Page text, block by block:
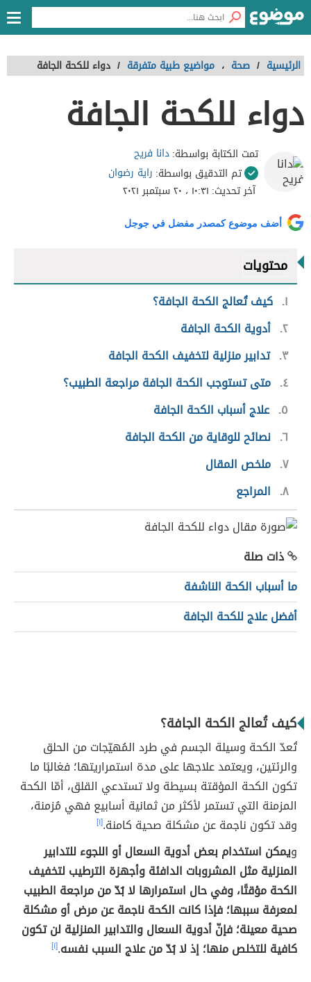
الرئيسية / صحة ، مواضيع طبية متفرقة / دواء للكحة الجافة
دواء للكحة الجافة
تمت الكتابة بواسطة:دانا فريح
تم التدقيق بواسطة: راية رضوان
آخر تحديث: ١٠:٣١ ، ٢٠ سبتمبر ٢٠٢١
أضف موضوع كمصدر مفضل في جوجل
محتويات
١ كيف تُعالج الكحة الجافة؟
٢ أدوية الكحة الجافة
٣ تدابير منزلية لتخفيف الكحة الجافة
٤ متى تستوجب الكحة الجافة مراجعة الطبيب؟
٥ علاج أسباب الكحة الجافة
٦ نصائح للوقاية من الكحة الجافة
٧ ملخص المقال
٨ المراجع
ذات صلة
ما أسباب الكحة الناشفة
أفضل علاج للكحة الجافة
كيف تُعالج الكحة الجافة؟
تُعدّ الكحة وسيلة الجسم في طرد المُهيّجات من الحلق
والرئتين، ويعتمد علاجها على مدة استمراريتها؛ فغالبًا ما
تكون الكحة المؤقتة بسيطة ولا تستدعي القلق، أمّا الكحة
المزمنة التي تستمر لأكثر من ثمانية أسابيع فهي مُزمنة،
وقد تكون ناجمة عن مشكلة صحية كامنة.[١]
ويمكن استخدام بعض أدوية السعال أو اللجوء للتدابير
المنزلية مثل المشروبات الدافئة وأجهزة الترطيب لتخفيف
الكحة مؤقتًا، وفي حال استمرارها لا بُدّ من مراجعة الطبيب
لمعرفة سببها؛ فإذا كانت الكحة ناجمة عن مرض أو مشكلة
صحية معينة؛ فإنّ أدوية السعال والتدابير المنزلية لن تكون
كافية للتخلص منها؛ إذ لا بُدّ من علاج السبب نفسه.[١]